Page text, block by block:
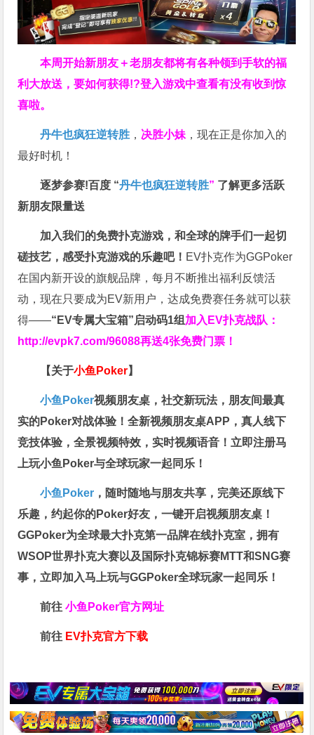
本周开始新朋友＋老朋友都将有各种领到手软的福
利大放送，要如何获得!?登入游戏中查看有没有收到惊
喜啦。
丹牛也疯狂逆转胜 ， 决胜小妹 ，现在正是你加入的
最好时机！
逐梦参赛!百度 “丹牛也疯狂逆转胜” 了解更多活跃
新朋友限量送
加入我们的免费扑克游戏，和全球的牌手们一起切
磋技艺，感受扑克游戏的乐趣吧！ EV扑克作为GGPoker
在国内新开设的旗舰品牌，每月不断推出福利反馈活
动，现在只要成为EV新用户，达成免费赛任务就可以获
得——“EV专属大宝箱”启动码1组 加入EV扑克战队：
http://evpk7.com/96088再送4张免费门票！
【关于小鱼Poker】
小鱼Poker视频朋友桌，社交新玩法，朋友间最真
实的Poker对战体验！全新视频朋友桌APP，真人线下
竞技体验，全景视频特效，实时视频语音！立即注册马
上玩小鱼Poker与全球玩家一起同乐！
小鱼Poker ，随时随地与朋友共享，完美还原线下
乐趣，约起你的Poker好友，一键开启视频朋友桌！
GGPoker为全球最大扑克第一品牌在线扑克室，拥有
WSOP世界扑克大赛以及国际扑克锦标赛MTT和SNG赛
事，立即加入马上玩与GGPoker全球玩家一起同乐！
前往小鱼Poker官方网址
前往 EV扑克官方下载